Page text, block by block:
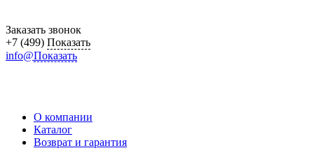
Заказать звонок
+7 (499) Показать
info@Показать
О компании
Каталог
Возврат и гарантия